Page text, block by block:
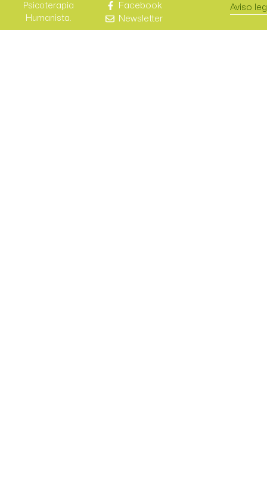
Psicoterapia
Humanista.
Facebook
Newsletter
Aviso